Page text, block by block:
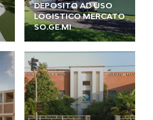
DEPOSITO AD USO
LOGISTICO MERCATO
SO.GE.MI